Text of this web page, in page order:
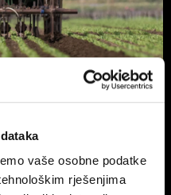
vaše osobne podatke
rješenjima
na novi
daljnji razvoj sve više ovisi